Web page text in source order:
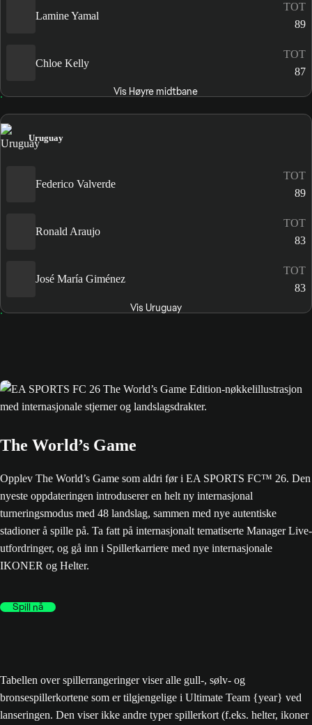
Lamine Yamal
TOT
89
Chloe Kelly
TOT
87
Vis Høyre midtbane
Uruguay
Federico Valverde
TOT
89
Ronald Araujo
TOT
83
José María Giménez
TOT
83
Vis Uruguay
The World’s Game
Opplev The World’s Game som aldri før i EA SPORTS FC™ 26. Den
nyeste oppdateringen introduserer en helt ny internasjonal
turneringsmodus med 48 landslag, sammen med nye autentiske
stadioner å spille på. Ta fatt på internasjonalt tematiserte Manager Live-
utfordringer, og gå inn i Spillerkarriere med nye internasjonale
IKONER og Helter.
Spill nå
Tabellen over spillerrangeringer viser alle gull-, sølv- og
bronsespillerkortene som er tilgjengelige i Ultimate Team {year} ved
lanseringen. Den viser ikke andre typer spillerkort (f.eks. helter, ikoner